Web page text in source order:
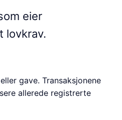
eier
lovkrav.
gave. Transaksjonene
allerede registrerte